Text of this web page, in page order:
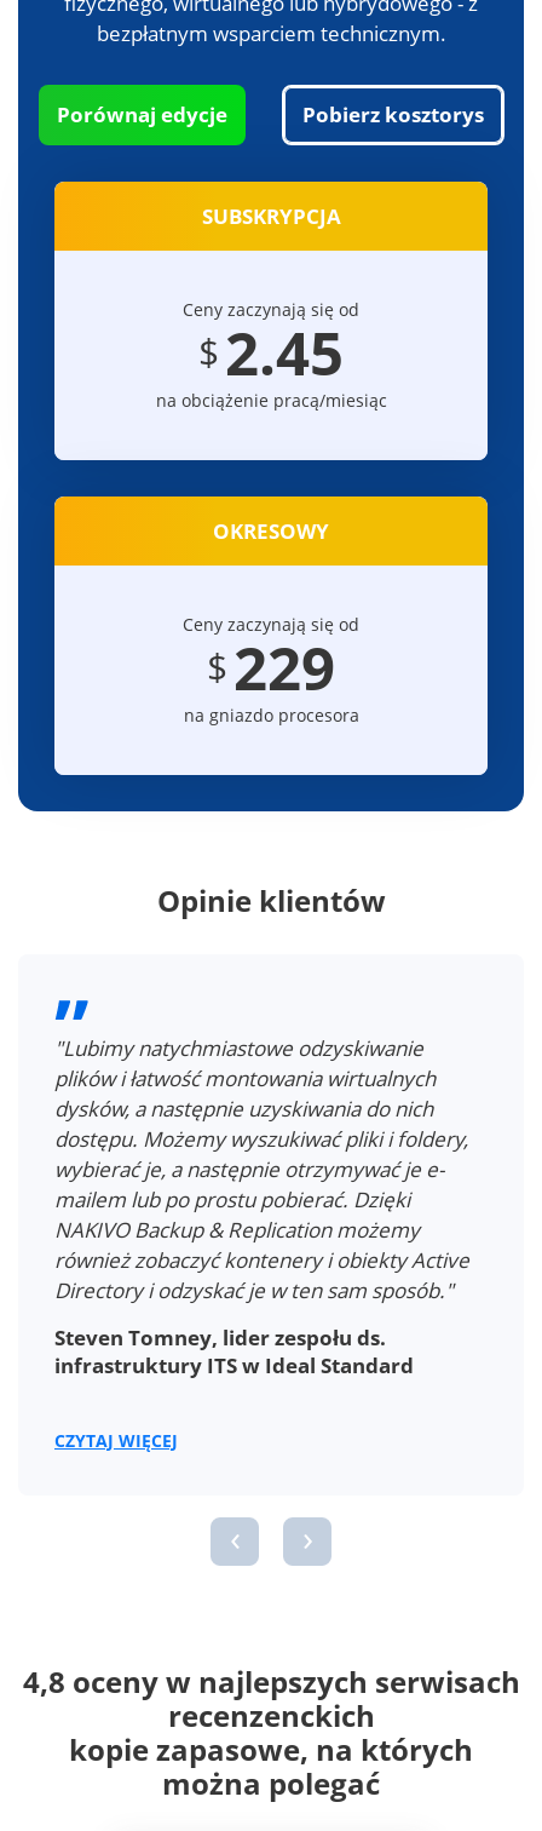
bezpłatnym wsparciem technicznym.
Porównaj edycje Pobierz kosztorys
SUBSKRYPCJA
Ceny zaczynają się od
$2.45
na obciążenie pracą/miesiąc
OKRESOWY
Ceny zaczynają się od
$229
na gniazdo procesora
Opinie klientów
"Możemy łatwo odzyskać pojedynczy plik w
maszynie wirtualnej, bez konieczności
wcześniejszego odzyskiwania całej maszyny
wirtualnej. Dzięki NAKIVO możemy
wyszukiwać obiekty i kontenery Active
Directory, przeglądać atrybuty obiektów i
odzyskiwać usuniętych użytkowników Active
Directory… Znaleźliśmy profesjonalne
rozwiązanie, które spełnia wszystkie nasze
niezawodność."
4,8 oceny w najlepszych serwisach
recenzenckich
kopie zapasowe, na których